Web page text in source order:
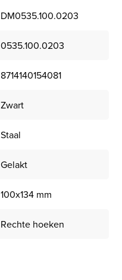
DM0535.100.0203
0535.100.0203
8714140154081
Zwart
Staal
Gelakt
100x134 mm
Rechte hoeken